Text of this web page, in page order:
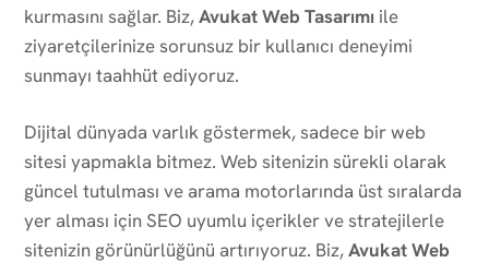
kurmasını sağlar. Biz,Avukat Web Tasarımı ile
ziyaretçilerinize sorunsuz bir kullanıcı deneyimi
sunmayı taahhüt ediyoruz.
Dijital dünyada varlık göstermek, sadece bir web
sitesi yapmakla bitmez. Web sitenizin sürekli olarak
güncel tutulması ve arama motorlarında üst sıralarda
yer alması için SEO uyumlu içerikler ve stratejilerle
sitenizin görünürlüğünü artırıyoruz. Biz,Avukat Web